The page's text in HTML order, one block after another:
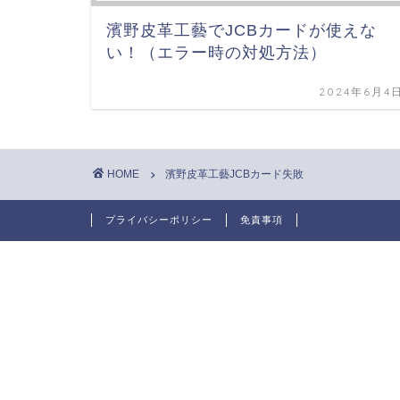
濱野皮革工藝でJCBカードが使えな
い！（エラー時の対処方法）
2024年6月4
HOME 濱野皮革工藝JCBカード失敗
プライバシーポリシー 免責事項